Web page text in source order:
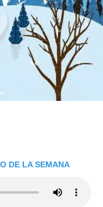
DE LA SEMANA